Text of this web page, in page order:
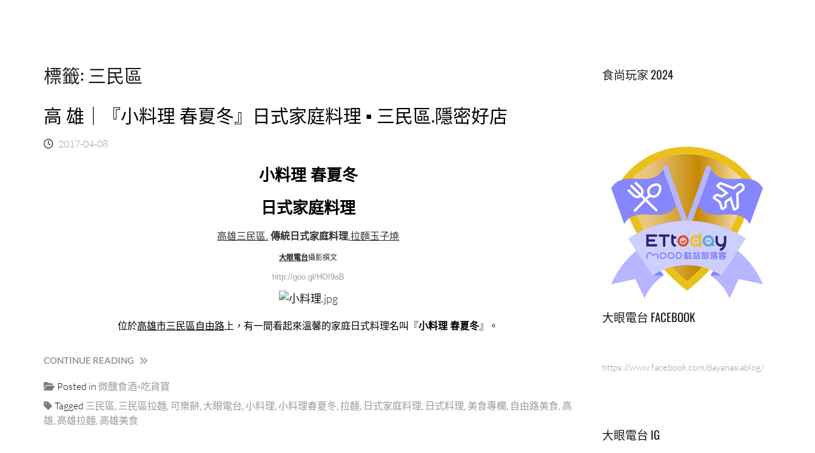
標籤: 三民區
高 雄｜『小料理 春夏冬』日式家庭料理 ▪ 三民區.隱密好店
2017-04-08
小料理 春夏冬
日式家庭料理
高雄三民區. 傳統日式家庭料理.拉麵玉子燒
大眼電台攝影撰文
http://goo.gl/HOI9aB
位於高雄市三民區自由路 上，有一間看起來溫馨的家庭日式料理名叫『小料理 春夏冬』。
CONTINUE READING
“高
｜
『小
料
理
Posted in 微醺食酒▫吃貨寶
Tagged 三民區 三民區拉麵 可樂餅 大眼電台 小料理 小料理春夏冬 拉麵 日式家庭料理 日式料理 美食專欄 自由路美食 高
雄 高雄拉麵 高雄美食
食尚玩家 2024
大眼電台 FACEBOOK
https://www.facebook.com/dayanasiablog/
大眼電台 IG